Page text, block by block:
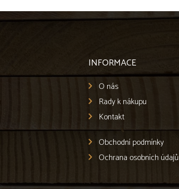
INFORMACE
O nás
Rady k nákupu
Kontakt
Obchodní podmínky
Ochrana osobních údajů